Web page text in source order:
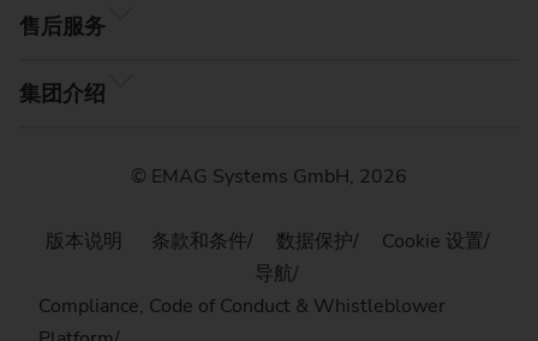
售后服务
集团介绍
© EMAG Systems GmbH, 2026
版本说明 条款和条件 数据保护
Cookie 设置
导航
Compliance, Code of Conduct & Whistleblower